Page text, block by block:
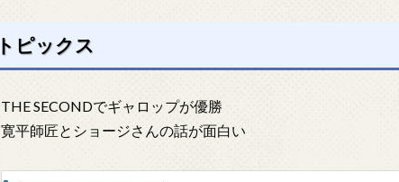
トピックス
THE SECONDでギャロップが優勝
寛平師匠とショージさんの話が面白い